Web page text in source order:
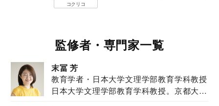
コクリコ
監修者・専門家一覧
末冨 芳
教育学者・日本大学文理学部教育学科教授
日本大学文理学部教育学科教授。京都大学